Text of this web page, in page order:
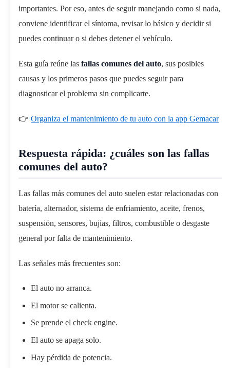
importantes. Por eso, antes de seguir manejando como si nada,
conviene identificar el síntoma, revisar lo básico y decidir si
puedes continuar o si debes detener el vehículo.
Esta guía reúne las fallas comunes del auto, sus posibles
causas y los primeros pasos que puedes seguir para
diagnosticar el problema sin complicarte.
👉 Organiza el mantenimiento de tu auto con la app Gemacar
Respuesta rápida: ¿cuáles son las fallas
comunes del auto?
Las fallas más comunes del auto suelen estar relacionadas con
batería, alternador, sistema de enfriamiento, aceite, frenos,
suspensión, sensores, bujías, filtros, combustible o desgaste
general por falta de mantenimiento.
Las señales más frecuentes son:
El auto no arranca.
El motor se calienta.
Se prende el check engine.
El auto se apaga solo.
Hay pérdida de potencia.